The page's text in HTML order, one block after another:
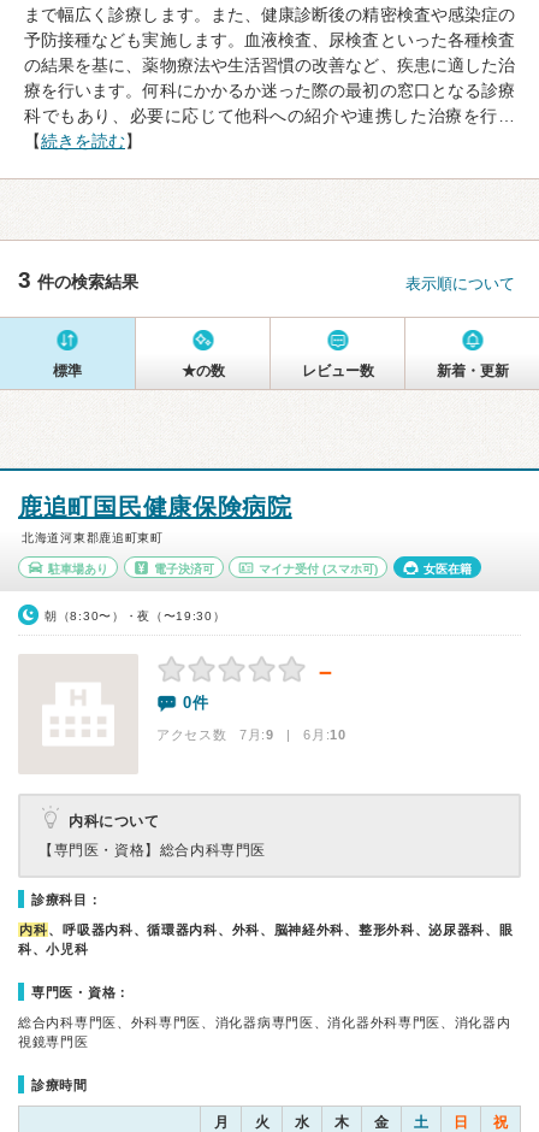
まで幅広く診療します。また、健康診断後の精密検査や感染症の
予防接種なども実施します。血液検査、尿検査といった各種検査
の結果を基に、薬物療法や生活習慣の改善など、疾患に適した治
療を行います。何科にかかるか迷った際の最初の窓口となる診療
科でもあり、必要に応じて他科への紹介や連携した治療を行…
【続きを読む】
3 件の検索結果 表示順について
標準 ★の数 レビュー数 新着・更新
鹿追町国民健康保険病院
北海道河東郡鹿追町東町
駐車場あり 電子決済可 マイナ受付 (スマホ可) 女医在籍
朝（8:30〜）・夜（〜19:30）
－
0件
アクセス数 7月:9 | 6月:10
内科について
【専門医・資格】 総合内科専門医
診療科目：
内科、呼吸器内科、循環器内科、外科、脳神経外科、整形外科、泌尿器科、眼
科、小児科
専門医・資格：
総合内科専門医、外科専門医、消化器病専門医、消化器外科専門医、消化器内
視鏡専門医
診療時間
月 火 水 木 金 土 日 祝